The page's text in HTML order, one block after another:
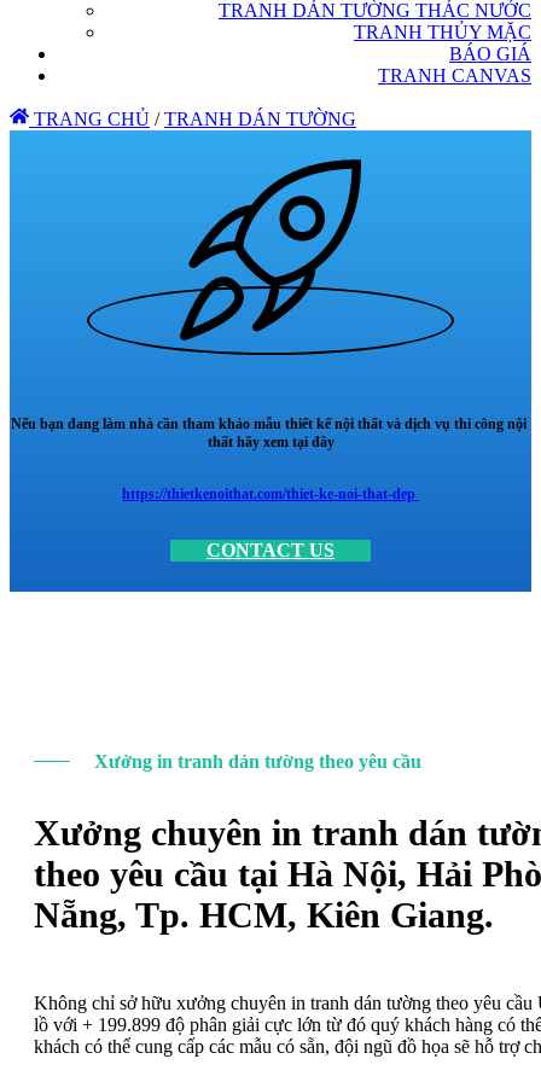
TRANH DÁN TƯỜNG THÁC NƯỚC
TRANH THỦY MẶC
BÁO GIÁ
TRANH CANVAS
TRANG CHỦ / TRANH DÁN TƯỜNG
Nếu bạn đang làm nhà cần tham khảo mẫu thiết kế nội thất và dịch vụ thi công nội
thất hãy xem tại đây
https://thietkenoithat.com/thiet-ke-noi-that-dep
CONTACT US
Xưởng in tranh dán tường theo yêu cầu
Xưởng chuyên in tranh dán
theo yêu cầu tại Hà Nội, Hải
Nẵng, Tp. HCM, Kiên Giang.
Không chỉ sở hữu xưởng chuyên in tranh dán tường theo yêu
lồ với + 199.899 độ phân giải cực lớn từ đó quý khách hàng có
khách có thể cung cấp các mẫu có sẵn, đội ngũ đồ họa sẽ hỗ trợ